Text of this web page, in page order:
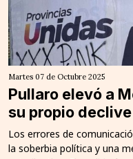
Martes 07 de Octubre 2025
Pullaro elevó a
su propio declive
Los errores de
la soberbia política y una